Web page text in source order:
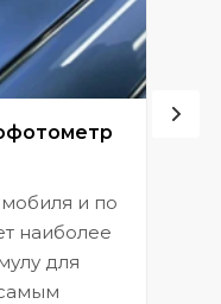
и по
наиболее
для